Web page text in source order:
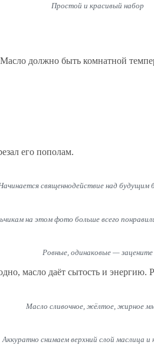
Простой и красивый набор
должно быть комнатной
его пополам.
священнодействие над будущим
на этом фото больше всего
Ровные, одинаковые — зацените
масло даёт сытость и энергию.
Масло сливочное, жёлтое, жирное
Аккуратно снимаем верхний слой маслица и